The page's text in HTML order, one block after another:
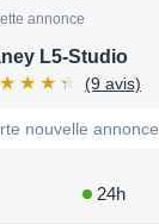
annonce
L5-Studio
(9 avis)
nouvelle annonce
24h